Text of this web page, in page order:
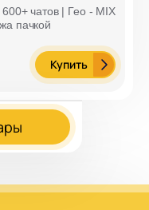
чатов | Гео - MIX
пачкой
Купить